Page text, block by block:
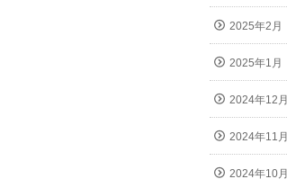
2025年2月
2025年1月
2024年12月
2024年11月
2024年10月